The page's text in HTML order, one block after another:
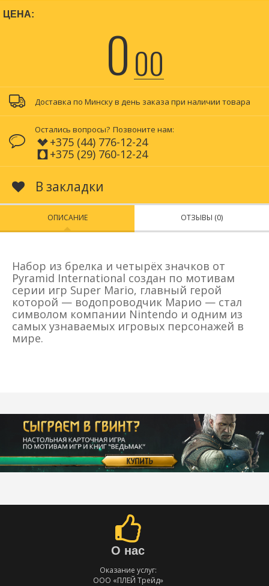
ЦЕНА:
000
Доставка по Минску в день заказа при наличии товара
Остались вопросы? Позвоните нам:
+375 (44) 776-12-24
+375 (29) 760-12-24
В закладки
ОПИСАНИЕ ОТЗЫВЫ (0)
Набор из брелка и четырёх значков от
Pyramid International создан по мотивам
серии игр Super Mario, главный герой
которой — водопроводчик Марио — стал
символом компании Nintendo и одним из
самых узнаваемых игровых персонажей в
мире.
О нас
Оказание услуг:
ООО «ПЛЕЙ Трейд»